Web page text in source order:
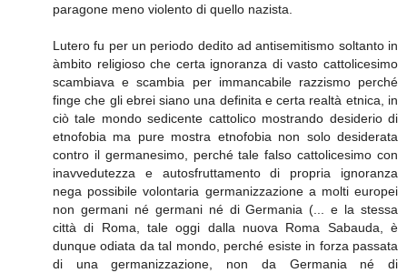
paragone meno violento di quello nazista.
Lutero fu per un periodo dedito ad antisemitismo soltanto in
àmbito religioso che certa ignoranza di vasto cattolicesimo
scambiava e scambia per immancabile razzismo perché
finge che gli ebrei siano una definita e certa realtà etnica, in
ciò tale mondo sedicente cattolico mostrando desiderio di
etnofobia ma pure mostra etnofobia non solo desiderata
contro il germanesimo, perché tale falso cattolicesimo con
inavvedutezza e autosfruttamento di propria ignoranza
nega possibile volontaria germanizzazione a molti europei
non germani né germani né di Germania (... e la stessa
città di Roma, tale oggi dalla nuova Roma Sabauda, è
dunque odiata da tal mondo, perché esiste in forza passata
di una germanizzazione, non da Germania né di